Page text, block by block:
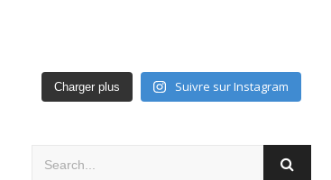
Charger plus Suivre sur Instagram